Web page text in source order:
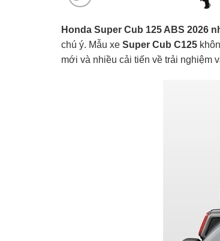
Honda Super Cub 125 ABS 2026
chú ý. Mẫu xe Super Cub C125
mới và nhiều cải tiến về trải nghiệm